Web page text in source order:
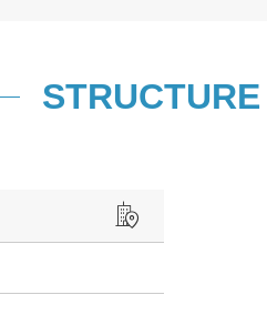
STRUCTURE